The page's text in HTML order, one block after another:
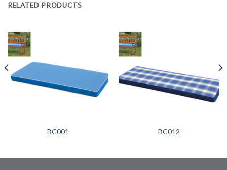
RELATED PRODUCTS
BC001 BC012